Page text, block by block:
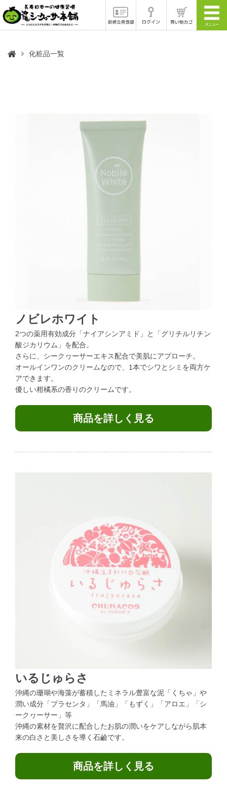
化粧品一覧
ノビレホワイト
2つの薬用有効成分「ナイアシンアミド」と「グリチルリチン
酸ジカリウム」を配合。
さらに、シークヮーサーエキス配合で美肌にアプローチ。
オールインワンのクリームなので、1本でシワとシミを両方ケ
アできます。
優しい柑橘系の香りのクリームです。
商品を詳しく見る
いるじゅらさ
沖縄の珊瑚や海藻が蓄積したミネラル豊富な泥「くちゃ」や
潤い成分「プラセンタ」「馬油」「もずく」「アロエ」「シ
ークヮーサー」等
沖縄の素材を贅沢に配合したお肌の潤いをケアしながら肌本
来の白さと美しさを導く石鹼です。
商品を詳しく見る